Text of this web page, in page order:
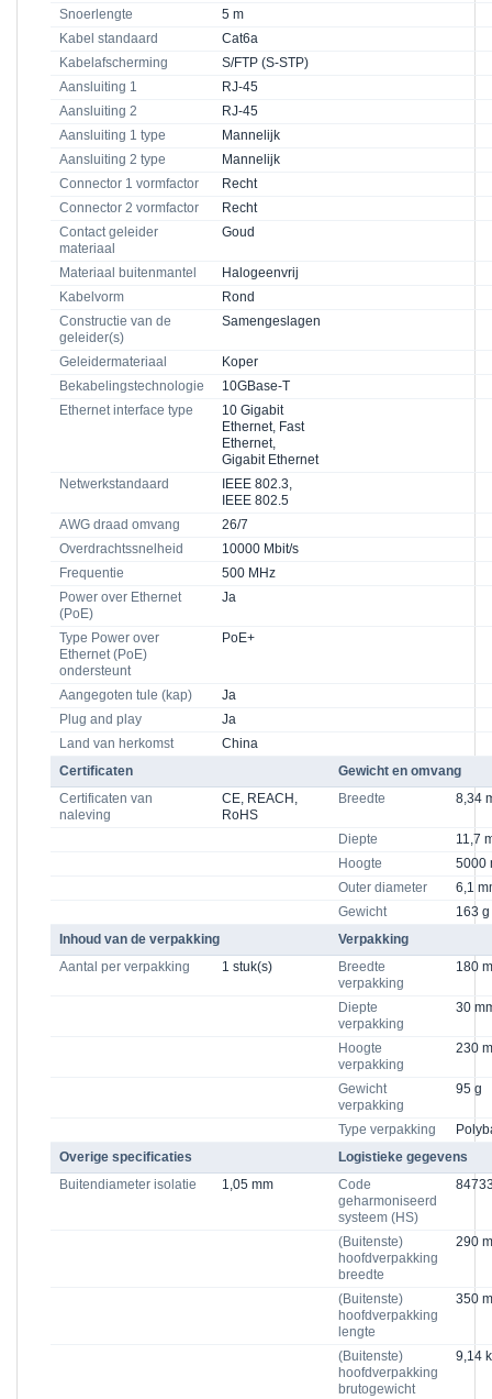
Snoerlengte
5 m
Kabel standaard
Cat6a
Kabelafscherming
S/FTP (S-STP)
Aansluiting 1
RJ-45
Aansluiting 2
RJ-45
Aansluiting 1 type
Mannelijk
Aansluiting 2 type
Mannelijk
Connector 1 vormfactor
Recht
Connector 2 vormfactor
Recht
Contact geleider
materiaal
Goud
Materiaal buitenmantel
Halogeenvrij
Kabelvorm
Rond
Constructie van de
geleider(s)
Samengeslagen
Geleidermateriaal
Koper
Bekabelingstechnologie
10GBase-T
Ethernet interface type
10 Gigabit
Ethernet, Fast
Ethernet,
Gigabit Ethernet
Netwerkstandaard
IEEE 802.3,
IEEE 802.5
AWG draad omvang
26/7
Overdrachtssnelheid
10000 Mbit/s
Frequentie
500 MHz
Power over Ethernet
(PoE)
Ja
Type Power over
Ethernet (PoE)
ondersteunt
PoE+
Aangegoten tule (kap)
Ja
Plug and play
Ja
Land van herkomst
China
Certificaten
Gewicht en omvang
Certificaten van
naleving
CE, REACH,
RoHS
Breedte 8,34
Diepte
11,7
Hoogte
5000
Outer diameter
6,1
Gewicht
163 g
Inhoud van de verpakking
Verpakking
Aantal per verpakking
1 stuk(s)
Breedte
verpakking
180
Diepte
verpakking
30
Hoogte
verpakking
230
Gewicht
verpakking
95 g
Type verpakking
Overige specificaties
Logistieke gegevens
Buitendiameter isolatie
1,05 mm
Code
geharmoniseerd
systeem (HS)
(Buitenste)
hoofdverpakking
breedte
290
(Buitenste)
hoofdverpakking
lengte
350
(Buitenste)
hoofdverpakking
brutogewicht
9,14